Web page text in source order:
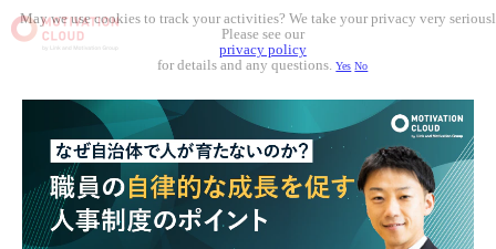
May we use cookies to track your activities? We take your privacy very
Please see our
privacy policy
for details and any questions.Yes No